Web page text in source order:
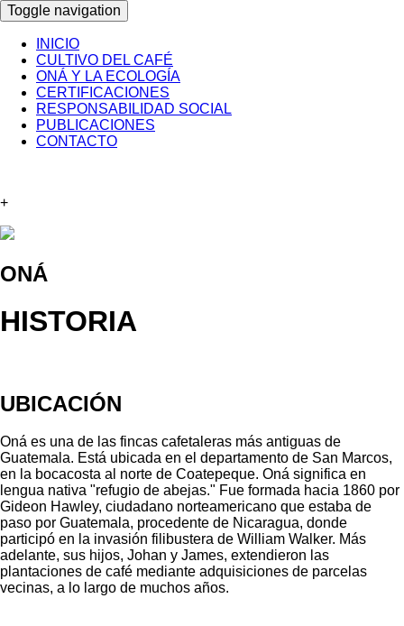
Toggle navigation
INICIO
CULTIVO DEL CAFÉ
ONÁ Y LA ECOLOGÍA
CERTIFICACIONES
RESPONSABILIDAD SOCIAL
PUBLICACIONES
CONTACTO
+
ONÁ
HISTORIA
UBICACIÓN
Oná es una de las fincas cafetaleras más antiguas de
Guatemala. Está ubicada en el departamento de San Marcos,
en la bocacosta al norte de Coatepeque. Oná significa en
lengua nativa "refugio de abejas." Fue formada hacia 1860 por
Gideon Hawley, ciudadano norteamericano que estaba de
paso por Guatemala, procedente de Nicaragua, donde
participó en la invasión filibustera de William Walker. Más
adelante, sus hijos, Johan y James, extendieron las
plantaciones de café mediante adquisiciones de parcelas
vecinas, a lo largo de muchos años.